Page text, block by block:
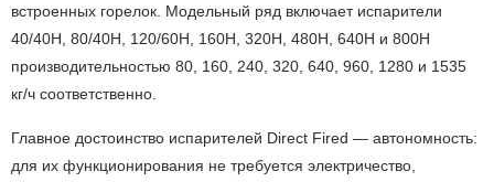
встроенных горелок. Модельный ряд включает испарители
40/40H, 80/40H, 120/60H, 160H, 320H, 480H, 640H и 800H
производительностью 80, 160, 240, 320, 640, 960, 1280 и 1535
кг/ч соответственно.
Главное достоинство испарителей Direct Fired — автономность:
для их функционирования не требуется электричество,